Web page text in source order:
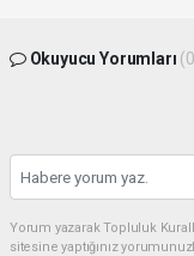
Okuyucu Yorumları
Yorum yazarak Topluluk
sitesine yaptığınız